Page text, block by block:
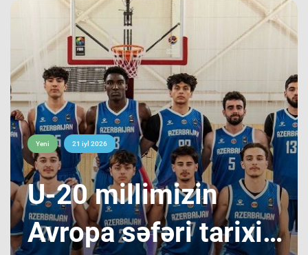
Yeni 21 iyl 2026
​U-20 millimizin
Avropa səfəri tarixi